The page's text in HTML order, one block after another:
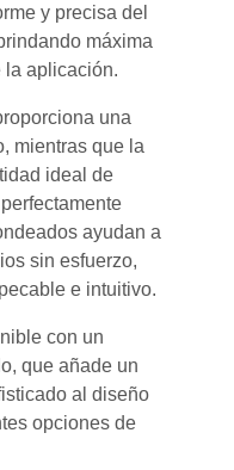
y precisa del
máxima
la aplicación.
una
mientras que la
ideal de
ayudan a
sin esfuerzo,
e intuitivo.
con un
que añade un
al diseño
opciones de